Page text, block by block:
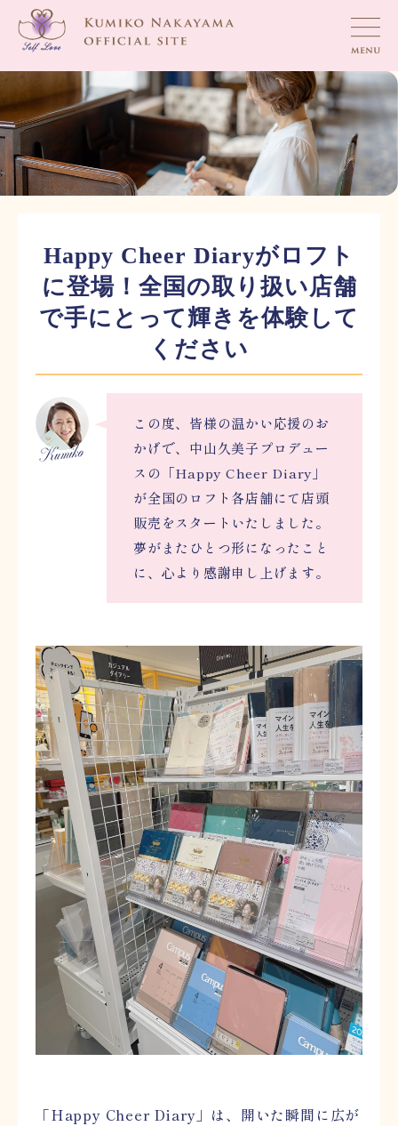
Happy Cheer Diaryがロフト
に登場！全国の取り扱い店舗
で手にとって輝きを体験して
ください
この度、皆様の温かい応援のお
かげで、中山久美子プロデュー
スの「Happy Cheer Diary」
が全国のロフト各店舗にて店頭
販売をスタートいたしました。
夢がまたひとつ形になったこと
に、心より感謝申し上げます。
「Happy Cheer Diary」は、開いた瞬間に広が